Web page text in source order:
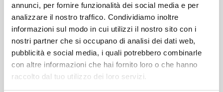
annunci, per fornire funzionalità dei social media e per
analizzare il nostro traffico. Condividiamo inoltre
informazioni sul modo in cui utilizzi il nostro sito con i
nostri partner che si occupano di analisi dei dati web,
pubblicità e social media, i quali potrebbero combinarle
con altre informazioni che hai fornito loro o che hanno
raccolto dal tuo utilizzo dei loro servizi.